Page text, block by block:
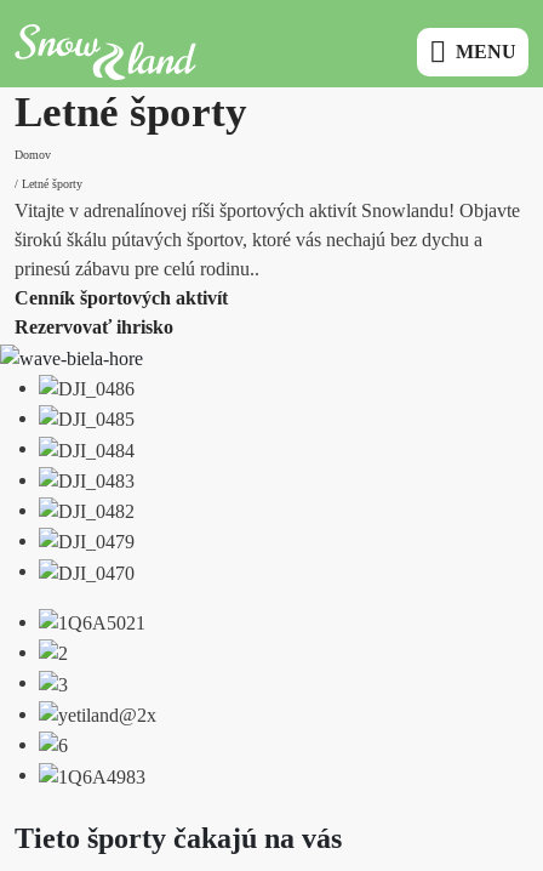
MENU
Letné športy
Domov
/ Letné športy
Vitajte v adrenalínovej ríši športových aktivít Snowlandu! Objavte
širokú škálu pútavých športov, ktoré vás nechajú bez dychu a
prinesú zábavu pre celú rodinu..
Cenník športových aktivít
Rezervovať ihrisko
Tieto športy čakajú na vás